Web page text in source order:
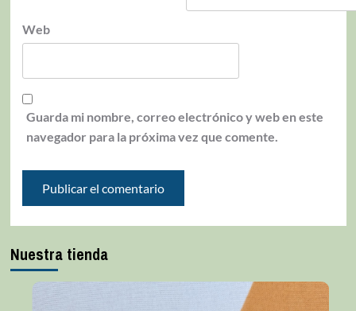
Web
Guarda mi nombre, correo electrónico y web en este
navegador para la próxima vez que comente.
Nuestra tienda